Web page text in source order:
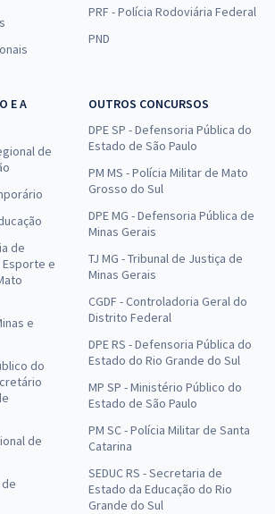
PRF - Polícia Rodoviária Federal
PND
E A
de
de
Esporte e
e
do
de
de
OUTROS CONCURSOS
DPE SP - Defensoria Pública do
Estado de São Paulo
PM MS - Polícia Militar de Mato
Grosso do Sul
DPE MG - Defensoria Pública de
Minas Gerais
TJ MG - Tribunal de Justiça de
Minas Gerais
CGDF - Controladoria Geral do
Distrito Federal
DPE RS - Defensoria Pública do
Estado do Rio Grande do Sul
MP SP - Ministério Público do
Estado de São Paulo
PM SC - Polícia Militar de Santa
Catarina
SEDUC RS - Secretaria de
Estado da Educação do Rio
Grande do Sul